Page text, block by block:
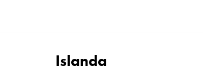
Islanda